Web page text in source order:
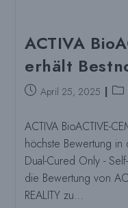
ACTIVA
erhält
BeitragApril 25, 2025
ACTIVA BioACTIVE-
höchste Bewertung in
Dual-Cured Only -
die Bewertung von
REALITY zu…